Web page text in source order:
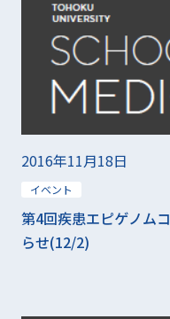
2016年11月18日
イベント
第4回疾患エピゲノム
らせ(12/2)